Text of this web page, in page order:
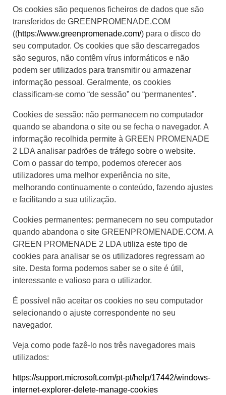
Os cookies são pequenos ficheiros de dados que são
transferidos de GREENPROMENADE.COM
((https://www.greenpromenade.com/) para o disco do
seu computador. Os cookies que são descarregados
são seguros, não contêm vírus informáticos e não
podem ser utilizados para transmitir ou armazenar
informação pessoal. Geralmente, os cookies
classificam-se como “de sessão” ou “permanentes”.
Cookies de sessão: não permanecem no computador
quando se abandona o site ou se fecha o navegador. A
informação recolhida permite à GREEN PROMENADE
2 LDA analisar padrões de tráfego sobre o website.
Com o passar do tempo, podemos oferecer aos
utilizadores uma melhor experiência no site,
melhorando continuamente o conteúdo, fazendo ajustes
e facilitando a sua utilização.
Cookies permanentes: permanecem no seu computador
quando abandona o site GREENPROMENADE.COM. A
GREEN PROMENADE 2 LDA utiliza este tipo de
cookies para analisar se os utilizadores regressam ao
site. Desta forma podemos saber se o site é útil,
interessante e valioso para o utilizador.
É possível não aceitar os cookies no seu computador
selecionando o ajuste correspondente no seu
navegador.
Veja como pode fazê-lo nos três navegadores mais
utilizados:
https://support.microsoft.com/pt-pt/help/17442/windows-
internet-explorer-delete-manage-cookies